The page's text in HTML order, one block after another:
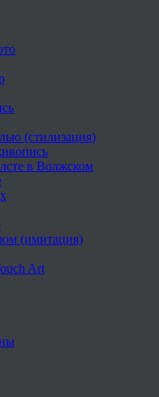
(стилизация)
в Волжском
(имитация)
Art